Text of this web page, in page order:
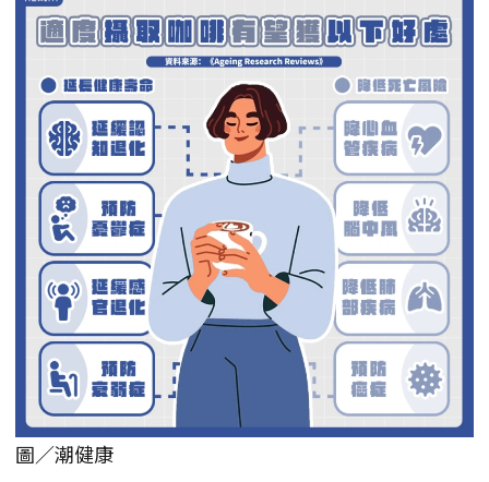
圖／潮健康